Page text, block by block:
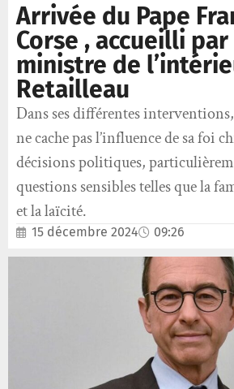
Arrivée du Pape
Corse , accueilli
ministre de
Retailleau
Dans ses différentes
ne cache pas l’influence de sa foi
décisions politiques,
questions sensibles telles que la
et la laïcité.
15 décembre 2024 09:26